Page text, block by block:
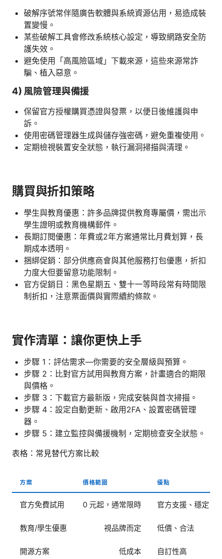
破解序號常伴隨廣告軟體與系統資源佔用，易造成裝
置變慢。
某些破解工具會修改系統核心設定，導致網路安全防
護失效。
避免使用「高風險區域」下載來源，這些來源常詐
騙、植入惡意。
4) 風險管理與備援
保留官方授權購買憑證與發票，以便日後維護與申
訴。
使用密碼管理器生成與儲存強密碼，避免重複使用。
定期檢視裝置安全狀態，執行漏洞掃描與清理。
購買與折扣策略
學生與教育優惠：許多品牌提供教育專屬價，需出示
學生證明或教育機構郵件。
長期訂閱優惠：年費或2年方案通常比月費划算，長
期成本透明。
捆綁促銷：部分供應商會與其他服務打包優惠，折扣
力度大但要留意功能限制。
官方促銷日：黑色星期五、雙十一等時段常有時間限
制折扣，注意票面價與實際續約條款。
實作清單：讓你更快上手
步驟 1：評估需求—你需要的安全層級與預算。
步驟 2：比對官方試用與教育方案，計畫適合的期限
與價格。
步驟 3：下載官方最新版，完成安裝與首次掃描。
步驟 4：設定自動更新、啟用2FA、設置密碼管理
器。
步驟 5：建立監控與備援機制，定期檢查安全狀態。
表格：常見替代方案比較
方案 價格範圍 優點
官方免費試用 0 元起，通常限時 官方支援、穩定
教育/學生優惠 視品牌而定 低價、合法
開源方案 低成本 自訂性高